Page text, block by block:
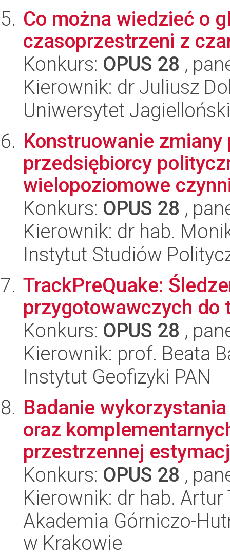
Co można wiedzieć o
czasoprzestrzeni z
Konkurs: OPUS 28 ,
Kierownik: dr Juliusz
Uniwersytet Jagielloński
Konstruowanie
przedsiębiorcy
wielopoziomowe
Konkurs: OPUS 28 ,
Kierownik: dr hab.
Instytut Studiów
TrackPreQuake:
przygotowawczych do
Konkurs: OPUS 28 ,
Kierownik: prof. Beata
Instytut Geofizyki PAN
Badanie
oraz
przestrzennej
Konkurs: OPUS 28 ,
Kierownik: dr hab. Artur
Akademia Górniczo-
w Krakowie